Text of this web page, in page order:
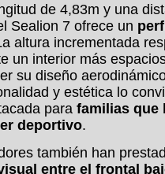
de 4,83m y una
Sealion 7 ofrece un
altura incrementada
un interior más
su diseño
y estética lo
para familias que
deportivo.
también han
entre el frontal